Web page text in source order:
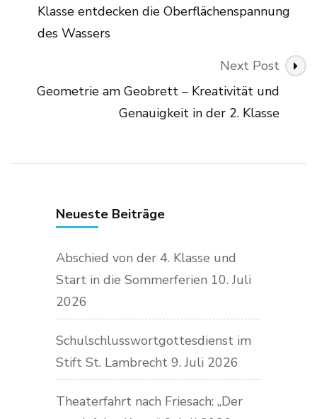
Klasse entdecken die Oberflächenspannung
des Wassers
Next Post
Geometrie am Geobrett – Kreativität und
Genauigkeit in der 2. Klasse
Neueste Beiträge
Abschied von der 4. Klasse und
Start in die Sommerferien 10. Juli
2026
Schulschlusswortgottesdienst im
Stift St. Lambrecht 9. Juli 2026
Theaterfahrt nach Friesach: „Der